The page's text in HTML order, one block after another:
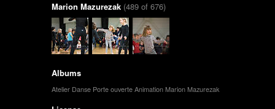
Marion Mazurezak (489 of 676)
Albums
Atelier Danse Porte ouverte Animation Marion Mazurezak